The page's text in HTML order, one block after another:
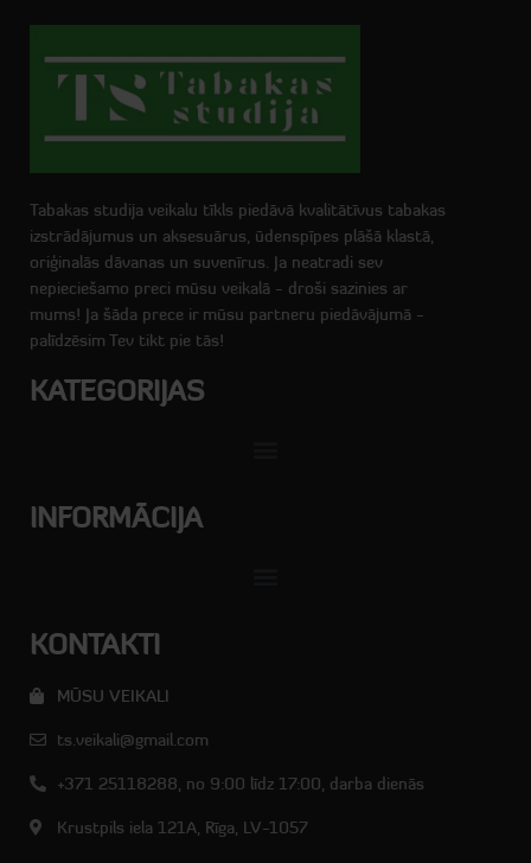
Tabakas studija veikalu tīkls piedāvā kvalitātīvus tabakas
izstrādājumus un aksesuārus, ūdenspīpes plāšā klastā,
oriģinalās dāvanas un suvenīrus. Ja neatradi sev
nepieciešamo preci mūsu veikalā - droši sazinies ar
mums! Ja šāda prece ir mūsu partneru piedāvājumā -
palīdzēsim Tev tikt pie tās!
KATEGORIJAS
INFORMĀCIJA
KONTAKTI
MŪSU VEIKALI
ts.veikali@gmail.com
+371 25118288, no 9:00 līdz 17:00, darba dienās
Krustpils iela 121A, Rīga, LV-1057